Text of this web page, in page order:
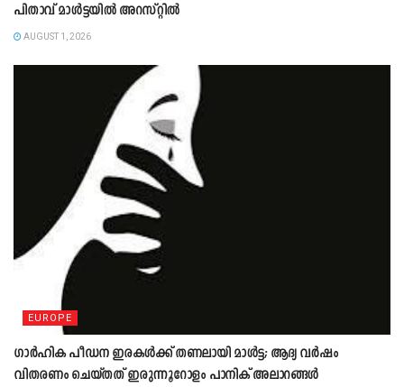
പിതാവ് മാൾട്ടയിൽ അറസ്റ്റിൽ
AUGUST 1, 2026
EUROPE
ഗാർഹിക പീഡന ഇരകൾക്ക് തണലായി മാൾട്ട; ആദ്യ വർഷം
വിതരണം ചെയ്തത് ഇരുന്നൂറോളം പാനിക് അലാറങ്ങൾ